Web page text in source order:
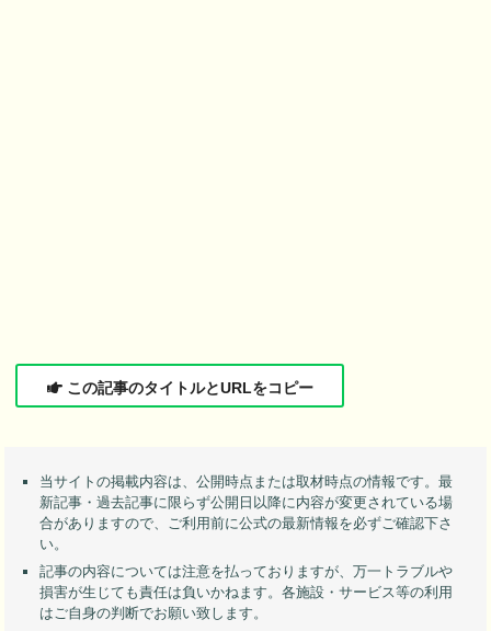
この記事のタイトルとURLをコピー
当サイトの掲載内容は、公開時点または取材時点の情報です。最
新記事・過去記事に限らず公開日以降に内容が変更されている場
合がありますので、ご利用前に公式の最新情報を必ずご確認下さ
い。
記事の内容については注意を払っておりますが、万一トラブルや
損害が生じても責任は負いかねます。各施設・サービス等の利用
はご自身の判断でお願い致します。